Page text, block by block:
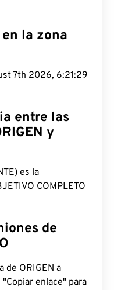
la zona
7th 2026, 6:21:30
entre las
y
es la
COMPLETO
de
de ORIGEN a
enlace" para